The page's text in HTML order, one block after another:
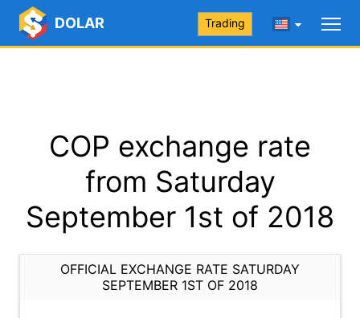
DOLAR Trading
COP exchange rate
from Saturday
September 1st of 2018
OFFICIAL EXCHANGE RATE SATURDAY
SEPTEMBER 1ST OF 2018